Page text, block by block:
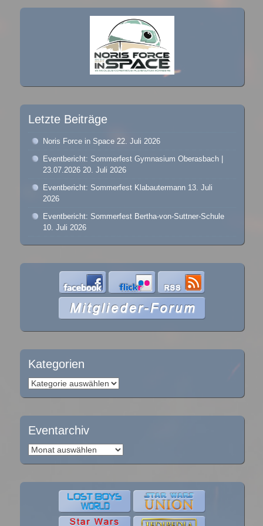
Letzte Beiträge
Noris Force in Space 22. Juli 2026
Eventbericht: Sommerfest Gymnasium Oberasbach |
23.07.2026 20. Juli 2026
Eventbericht: Sommerfest Klabautermann 13. Juli
2026
Eventbericht: Sommerfest Bertha-von-Suttner-Schule
10. Juli 2026
Kategorien
Kategorien
Eventarchiv
Eventarchiv